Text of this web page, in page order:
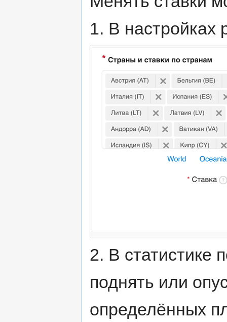
1. В настройках
2. В
поднять или
определённых